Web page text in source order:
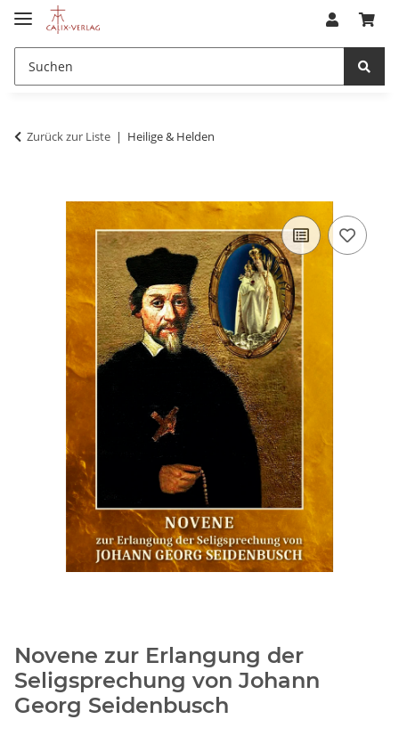
Zurück zur Liste Heilige & Helden
Novene zur Erlangung der
Seligsprechung von Johann
Georg Seidenbusch